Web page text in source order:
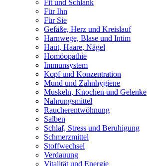
Fit und Schlank
Für Ihn
Für Sie
Gefäße, Herz und Kreislauf
Harnwege, Blase und Intim
Haut, Haare, Nägel
Homöopathie
Immunsystem
Kopf und Konzentration
Mund und Zahnhygiene
Muskeln, Knochen und Gelenke
Nahrungsmittel
Raucherentwöhnung
Salben
Schlaf, Stress und Beruhigung
Schmerzmittel
Stoffwechsel
Verdauung
Vitalität und Energie